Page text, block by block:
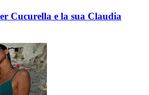
Cucurella e la sua Claudia